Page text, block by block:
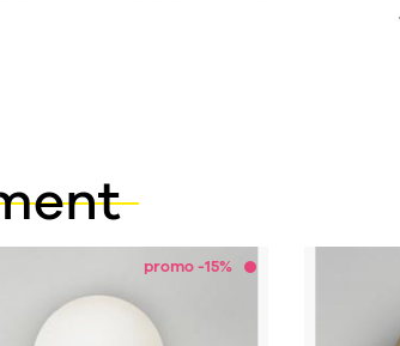
promo -15%